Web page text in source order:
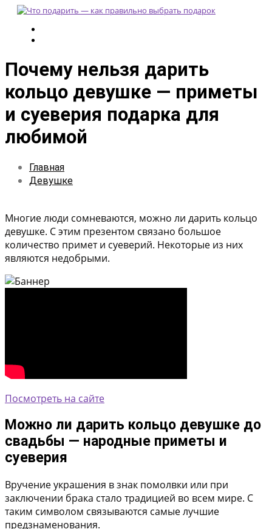
Почему нельзя дарить
кольцо девушке — приметы
и суеверия подарка для
любимой
Главная
Девушке
Многие люди сомневаются, можно ли дарить кольцо
девушке. С этим презентом связано большое
количество примет и суеверий. Некоторые из них
являются недобрыми.
Посмотреть на сайте
Можно ли дарить кольцо девушке до
свадьбы — народные приметы и
суеверия
Вручение украшения в знак помолвки или при
заключении брака стало традицией во всем мире. С
таким символом связываются самые лучшие
предзнаменования.